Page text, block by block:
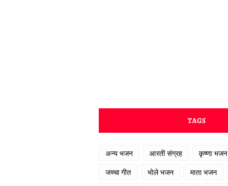
TAGS
अन्य भजन आरती संग्रह कृष्णा भजन
जच्चा गीत भोले भजन माता भजन